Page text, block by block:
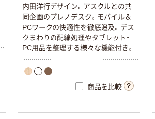
内田洋行デザイン。アスクルとの共
同企画のプレノデスク。モバイル＆
PCワークの快適性を徹底追及。デス
クまわりの配線処理やタブレット・
PC用品を整理する様々な機能付き。
商品を比較